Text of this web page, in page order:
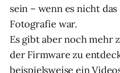
sein – wenn es nicht
Fotografie war.
Es gibt aber noch mehr
der Firmware zu
beispielsweise ein